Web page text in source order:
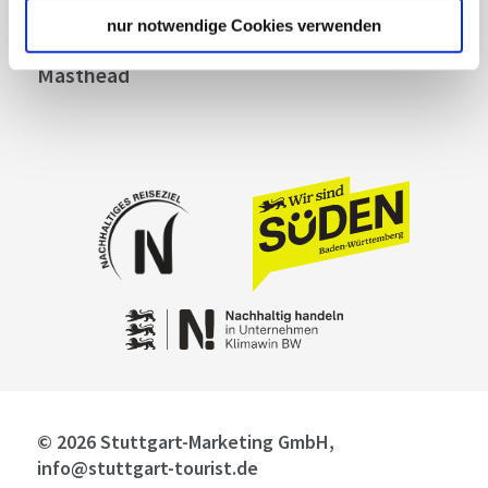
nur notwendige Cookies verwenden
Contact
Masthead
© 2026 Stuttgart-Marketing GmbH,
info@stuttgart-tourist.de